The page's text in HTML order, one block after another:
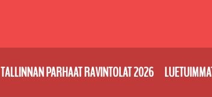
TALLINNAN PARHAAT RAVINTOLAT 2026